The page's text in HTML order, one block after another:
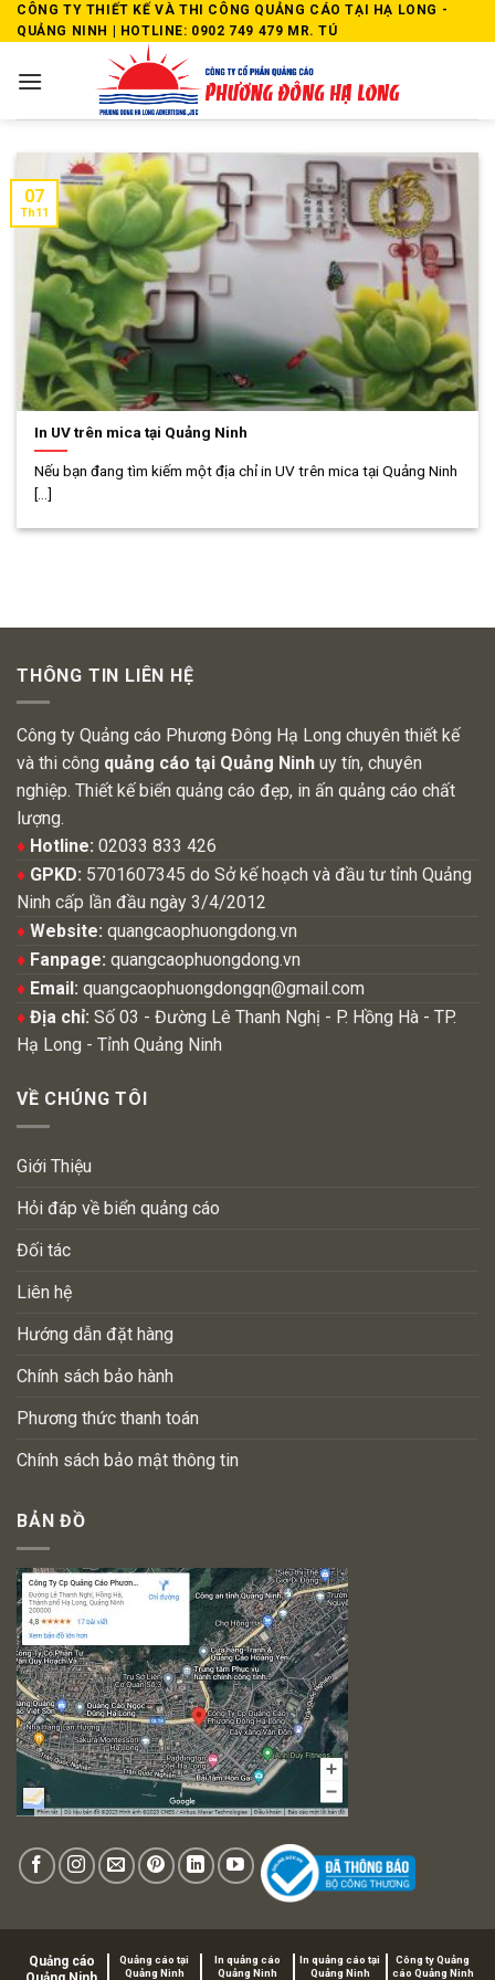
Skip
to
CÔNG TY THIẾT KẾ VÀ THI CÔNG QUẢNG CÁO TẠI HẠ LONG -
QUẢNG NINH | HOTLINE: 0902 749 479 MR. TÚ
In UV trên mica tại Quảng Ninh
Nếu bạn đang tìm kiếm một địa chỉ in UV trên mica tại Quảng Ninh
[...]
07
Th11
THÔNG TIN LIÊN HỆ
Công ty Quảng cáo Phương Đông Hạ Long chuyên thiết kế
và thi công quảng cáo tại Quảng Ninh uy tín, chuyên
nghiệp. Thiết kế biển quảng cáo đẹp, in ấn quảng cáo chất
lượng.
♦ Hotline: 02033 833 426
♦ GPKD: 5701607345 do Sở kế hoạch và đầu tư tỉnh Quảng
Ninh cấp lần đầu ngày 3/4/2012
♦ Website: quangcaophuongdong.vn
♦ Fanpage: quangcaophuongdong.vn
♦ Email: quangcaophuongdongqn@gmail.com
♦ Địa chỉ: Số 03 - Đường Lê Thanh Nghị - P. Hồng Hà - TP.
Hạ Long - Tỉnh Quảng Ninh
VỀ CHÚNG TÔI
Giới Thiệu
Hỏi đáp về biển quảng cáo
Đối tác
Liên hệ
Hướng dẫn đặt hàng
Chính sách bảo hành
Phương thức thanh toán
Chính sách bảo mật thông tin
BẢN ĐỒ
Quảng cáo
Quảng cáo tại
Quảng Ninh
In quảng cáo
Quảng Ninh
In quảng cáo tại
Quảng Ninh
Công ty Quảng
cáo Quảng Ninh